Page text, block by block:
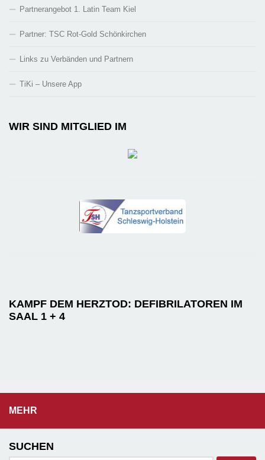
Partnerangebot 1. Latin Team Kiel
Partner: TSC Rot-Gold Schönkirchen
Links zu Verbänden und Partnern
TiKi – Unsere App
WIR SIND MITGLIED IM
KAMPF DEM HERZTOD: DEFIBRILATOREN IM
SAAL 1 + 4
MEHR
SUCHEN